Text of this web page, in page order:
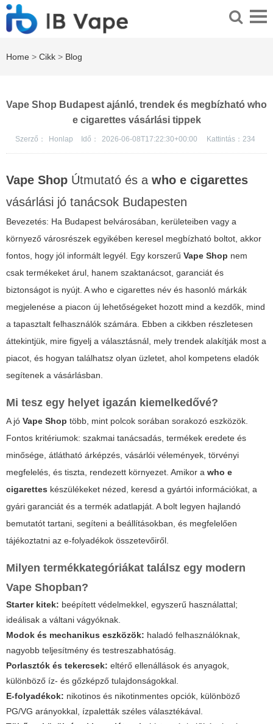
Home > Cikk > Blog
Vape Shop Budapest ajánló, trendek és megbízható who
e cigarettes vásárlási tippek
Szerző： Honlap Idő： 2026-06-08T17:22:30+00:00 Kattintás： 234
Vape Shop Útmutató és a who e cigarettes
vásárlási jó tanácsok Budapesten
Bevezetés: Ha Budapest belvárosában, kerületeiben vagy a
környező városrészek egyikében keresel megbízható boltot, akkor
fontos, hogy jól informált legyél. Egy korszerű Vape Shop nem
csak termékeket árul, hanem szaktanácsot, garanciát és
biztonságot is nyújt. Awho e cigarettes név és hasonló márkák
megjelenése a piacon új lehetőségeket hozott mind a kezdők, mind
a tapasztalt felhasználók számára. Ebben a cikkben részletesen
áttekintjük, mire figyelj a választásnál, mely trendek alakítják most a
piacot, és hogyan találhatsz olyan üzletet, ahol kompetens eladók
segítenek a vásárlásban.
Mi tesz egy helyet igazán kiemelkedővé?
A jó Vape Shop több, mint polcok sorában sorakozó eszközök.
Fontos kritériumok: szakmai tanácsadás, termékek eredete és
minősége, átlátható árképzés, vásárlói vélemények, törvényi
megfelelés, és tiszta, rendezett környezet. Amikor a who e
cigarettes készülékeket nézed, keresd a gyártói információkat, a
gyári garanciát és a termék adatlapját. A bolt legyen hajlandó
bemutatót tartani, segíteni a beállításokban, és megfelelően
tájékoztatni az e-folyadékok összetevőiről.
Milyen termékkategóriákat találsz egy modern
Vape Shopban?
Starter kitek: beépített védelmekkel, egyszerű használattal;
ideálisak a váltani vágyóknak.
Modok és mechanikus eszközök: haladó felhasználóknak,
nagyobb teljesítmény és testreszabhatóság.
Porlasztók és tekercsek: eltérő ellenállások és anyagok,
különböző íz- és gőzképző tulajdonságokkal.
E-folyadékok: nikotinos és nikotinmentes opciók, különböző
PG/VG arányokkal, ízpaletták széles választékával.